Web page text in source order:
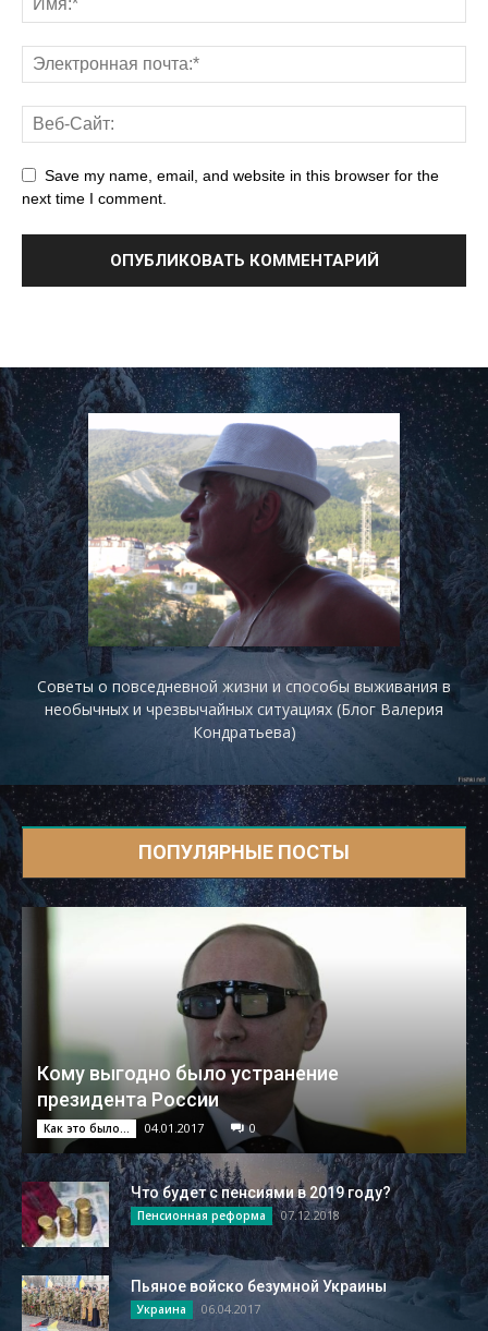
Save my name, email, and website in this browser for the
next time I comment.
Советы о повседневной жизни и способы выживания в
необычных и чрезвычайных ситуациях (Блог Валерия
Кондратьева)
ПОПУЛЯРНЫЕ ПОСТЫ
Кому выгодно было устранение
президента России
Как это было... 04.01.2017 0
Что будет с пенсиями в 2019 году?
Пенсионная реформа 07.12.2018
Пьяное войско безумной Украины
Украина 06.04.2017